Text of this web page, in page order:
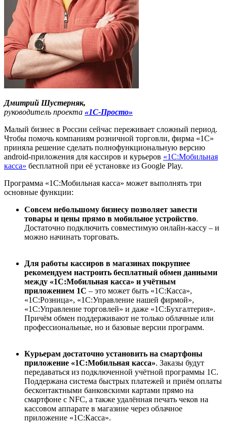
Дмитрий Шустерняк,
руководитель проекта «1С-Просто»
Малый бизнес в России сейчас переживает сложный период.
Чтобы помочь компаниям розничной торговли, фирма «1С»
приняла решение сделать полнофункциональную версию
аndroid-приложения для кассиров и курьеров «1С:Мобильная
касса» бесплатной при её установке из Google Play.
Программа «1С:Мобильная касса» может выполнять три
основные функции:
Совсем небольшому бизнесу позволяет завести
товары и цены прямо в мобильное устройство.
Достаточно подключить совместимую онлайн-кассу – и
можно начинать торговать.
Для работы кассиров в магазинах покрупнее
рекомендуем настроить бесплатный обмен данными
между «1С:Мобильная касса» и учётным
приложением 1С – это может быть «1С:Касса»,
«1С:Розница», «1С:Управление нашей фирмой»,
«1С:Управление торговлей» и даже «1С:Бухгалтерия».
Причём обмен поддерживают не только облачные или
профессиональные, но и базовые версии программ.
Курьерам достаточно установить на смартфоны
приложение «1С:Мобильная касса». Заказы будут
передаваться из подключенной учётной программы 1С.
Поддержана система быстрых платежей и приём оплаты
бесконтактными банковскими картами прямо на
смартфоне с NFC, а также удалённая печать чеков на
кассовом аппарате в магазине через облачное
приложение «1С:Касса».